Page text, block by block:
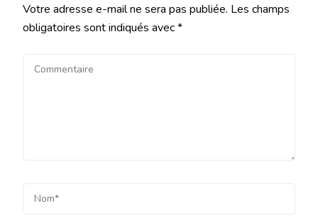
Votre adresse e-mail ne sera pas publiée. Les champs
obligatoires sont indiqués avec*